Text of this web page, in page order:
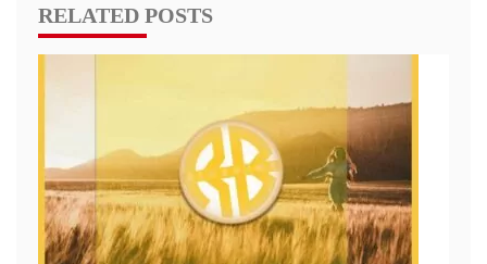
RELATED POSTS